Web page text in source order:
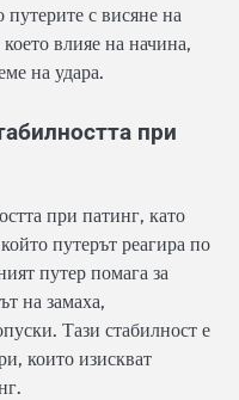
путерите с висяне на
влияе на начина,
на удара.
при
при патинг, като
путерът реагира по
путер помага за
на замаха,
Тази стабилност е
които изискват